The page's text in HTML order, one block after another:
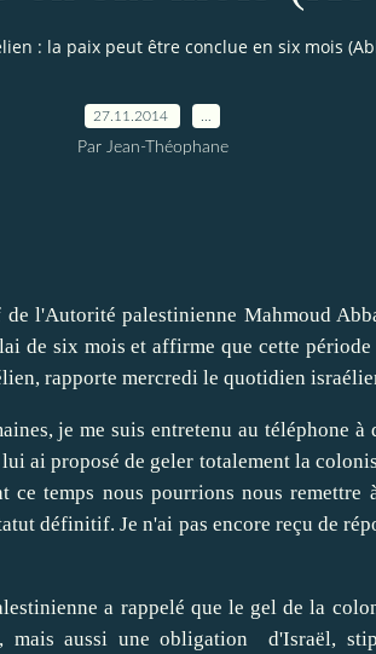
: la paix peut être conclue en six mois
27.11.2014
Par Jean-Théophane
l'Autorité palestinienne Mahmoud
de six mois et affirme que cette période
rapporte mercredi le quotidien
je me suis entretenu au téléphone à
ai proposé de geler totalement la
temps nous pourrions nous remettre
définitif. Je n'ai pas encore reçu de
a rappelé que le gel de la
mais aussi une obligation d'Israël,